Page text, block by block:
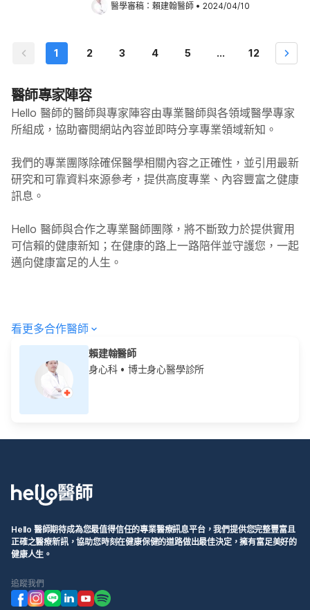
醫學審稿： 賴建翰醫師 • 2024/04/10
1 2 3 4 5 ... 12
醫師專家陣容
Hello 醫師的醫師與專家陣容由專業醫師與各領域醫學專家
所組成，協助審閱網站內容並即時分享專業領域新知。
我們的專業團隊除確保醫學相關內容之正確性，並引用最新
研究和可靠資料來源參考，提供高度專業、內容豐富之健康
訊息。
Hello 醫師與合作之專業醫師團隊，將不斷致力於提供實用
可信賴的健康新知；在健康的路上一路陪伴並守護您，一起
邁向健康富足的人生。
看更多合作醫師
賴建翰醫師
身心科• 博士身心醫學診所
Hello 醫師期待成為您最值得信任的專業醫療訊息平台，我們提供您完整豐富且
正確之醫療新訊，協助您時刻在健康保健的道路做出最佳決定，擁有富足美好的
健康人生。
追蹤我們